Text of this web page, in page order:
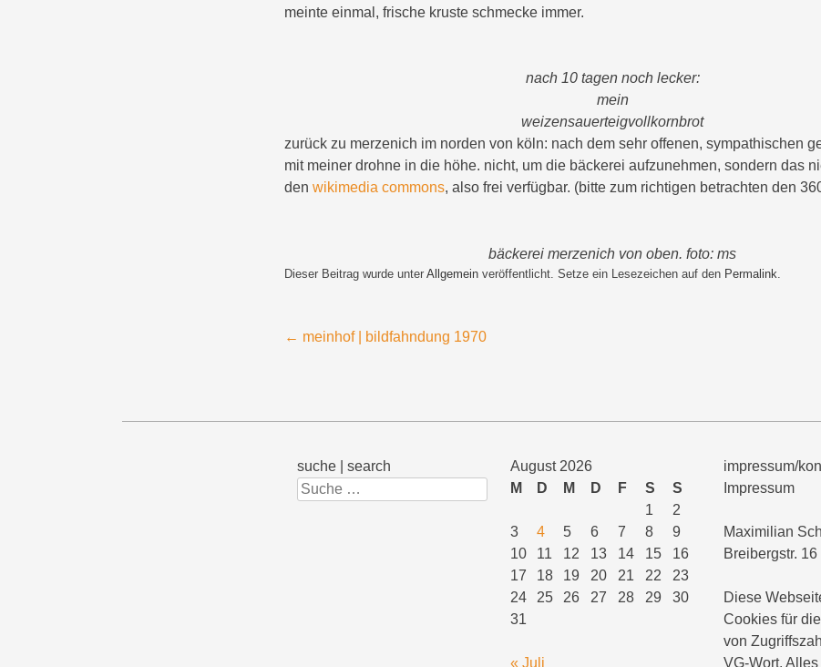
meinte einmal, frische kruste schmecke immer.
nach 10 tagen noch lecker:
mein
weizensauerteigvollkornbrot
zurück zu merzenich im norden von köln: nach dem sehr offenen, sympathischen
mit meiner drohne in die höhe. nicht, um die bäckerei aufzunehmen, sondern das
den wikimedia commons, also frei verfügbar. (bitte zum richtigen betrachten den
bäckerei merzenich von oben. foto: ms
Dieser Beitrag wurde unter Allgemein veröffentlicht. Setze ein Lesezeichen auf den Permalink.
Beitragsnavigation
← meinhof | bildfahndung 1970
suche | search
Suchen
August 2026
M
D M D F S
S
1
2
3
4 5 6 7 8
9
10
11 12 13 14 15
16
17
18 19 20 21 22
23
24
25 26 27 28 29
30
31
« Juli
impressum/
Impressum
Maximilian
Breibergstr.
Diese
Cookies für
von
VG-Wort.